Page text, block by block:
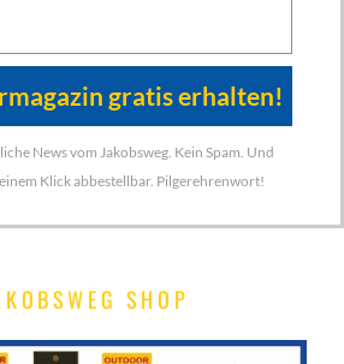
News vom Jakobsweg. Kein Spam. Und
Klick abbestellbar. Pilgerehrenwort!
SHOP